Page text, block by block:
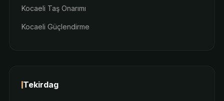
Kocaeli Taş Onarımı
Kocaeli Güçlendirme
Tekirdag